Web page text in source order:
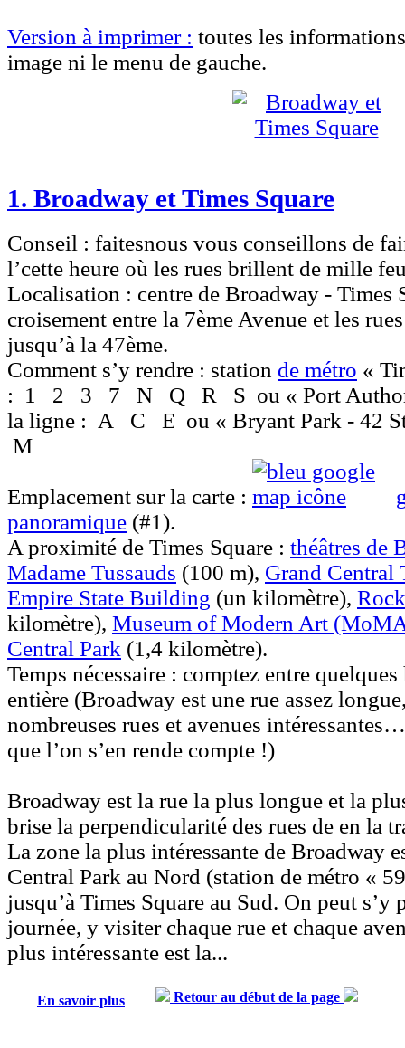
Version à imprimer : toutes les
image ni le menu de gauche.
1. Broadway et Times Square
Conseil : faitesnous vous conseillons de
l’cette heure où les rues brillent de mille
Localisation : centre de Broadway - Times
croisement entre la 7ème Avenue et les
jusqu’à la 47ème.
Comment s’y rendre : station de métro «
: 1 2 3 7 N Q R S ou « Port
la ligne : A C E ou « Bryant Park - 42
M
Emplacement sur la carte :
panoramique (#1).
A proximité de Times Square : théâtres de
Madame Tussauds (100 m), Grand Central
Empire State Building (un kilomètre),
kilomètre), Museum of Modern Art
Central Park (1,4 kilomètre).
Temps nécessaire : comptez entre
entière (Broadway est une rue assez
nombreuses rues et avenues
que l’on s’en rende compte !)
Broadway est la rue la plus longue et la
brise la perpendicularité des rues de en la
La zone la plus intéressante de Broadway
Central Park au Nord (station de métro «
jusqu’à Times Square au Sud. On peut s’y
journée, y visiter chaque rue et chaque
plus intéressante est la...
En savoir plus Retour au début de la page